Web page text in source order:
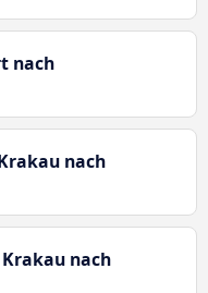
nach
nach
nach